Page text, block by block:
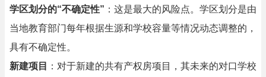
学区划分的“不确定性” ：这是最大的风险点。学区划分是由
当地教育部门每年根据生源和学校容量等情况动态调整的，
具有不确定性。
新建项目
：对于新建的共有产权房项目，其未来的对口学校